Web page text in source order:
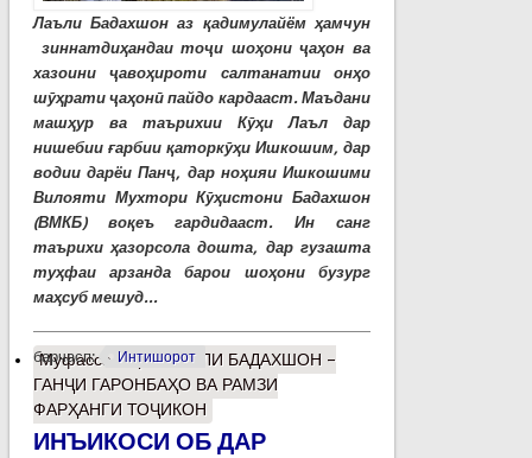
Лаъли Бадахшон аз қадимулайём ҳамчун
зиннатдиҳандаи тоҷи шоҳони ҷаҳон ва
хазоини ҷавоҳироти салтанатии онҳо
шӯҳрати ҷаҳонӣ пайдо кардааст. Маъдани
машҳур ва таърихии Кӯҳи Лаъл дар
нишебии ғарбии қаторкӯҳи Ишкошим, дар
водии дарёи Панҷ, дар ноҳияи Ишкошими
Вилояти Мухтори Кӯҳистони Бадахшон
(ВМКБ) воқеъ гардидааст. Ин санг
таърихи ҳазорсола дошта, дар гузашта
туҳфаи арзанда барои шоҳони бузург
маҳсуб мешуд...
барчасп: Интишорот
Муфассалтаро ЛАЪЛИ БАДАХШОН –
ГАНҶИ ГАРОНБАҲО ВА РАМЗИ
ФАРҲАНГИ ТОҶИКОН
ИНЪИКОСИ ОБ ДАР